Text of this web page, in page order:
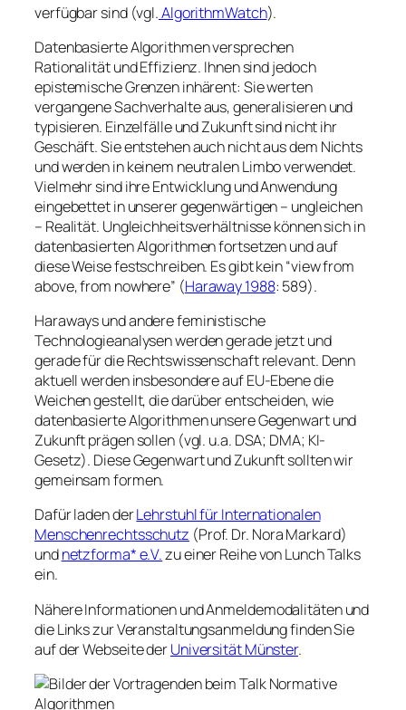
verfügbar sind (vgl.AlgorithmWatch).
Datenbasierte Algorithmen versprechen
Rationalität und Effizienz. Ihnen sind jedoch
epistemische Grenzen inhärent: Sie werten
vergangene Sachverhalte aus, generalisieren und
typisieren. Einzelfälle und Zukunft sind nicht ihr
Geschäft. Sie entstehen auch nicht aus dem Nichts
und werden in keinem neutralen Limbo verwendet.
Vielmehr sind ihre Entwicklung und Anwendung
eingebettet in unserer gegenwärtigen – ungleichen
– Realität. Ungleichheitsverhältnisse können sich in
datenbasierten Algorithmen fortsetzen und auf
diese Weise festschreiben. Es gibt kein “view from
above, from nowhere” (Haraway 1988: 589).
Haraways und andere feministische
Technologieanalysen werden gerade jetzt und
gerade für die Rechtswissenschaft relevant. Denn
aktuell werden insbesondere auf EU-Ebene die
Weichen gestellt, die darüber entscheiden, wie
datenbasierte Algorithmen unsere Gegenwart und
Zukunft prägen sollen (vgl. u.a. DSA; DMA; KI-
Gesetz). Diese Gegenwart und Zukunft sollten wir
gemeinsam formen.
Dafür laden derLehrstuhl für Internationalen
Menschenrechtsschutz (Prof. Dr. Nora Markard)
undnetzforma* e.V.zu einer Reihe von Lunch Talks
ein.
Nähere Informationen und Anmeldemodalitäten und
die Links zur Veranstaltungsanmeldung finden Sie
auf der Webseite derUniversität Münster.